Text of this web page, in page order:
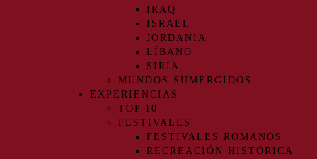
IRAQ
ISRAEL
JORDANIA
LÍBANO
SIRIA
MUNDOS SUMERGIDOS
EXPERIENCIAS
TOP 10
FESTIVALES
FESTIVALES ROMANOS
RECREACIÓN HISTÓRICA